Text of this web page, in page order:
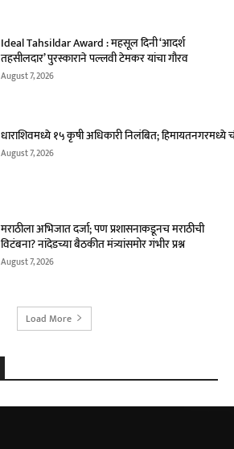
Ideal Tahsildar Award : महसूल दिनी ‘आदर्श
तहसीलदार’ पुरस्काराने पल्लवी टेमकर यांचा गौरव
August 7, 2026
धाराशिवमध्ये १५ कृषी अधिकारी निलंबित; हिमायतनगरमध्ये
August 7, 2026
मराठीला अभिजात दर्जा; पण प्रशासनाकडूनच मराठीची
विटंबना? नांदेडच्या बैठकीत मंत्र्यांसमोर गंभीर प्रश्न
August 7, 2026
Load More